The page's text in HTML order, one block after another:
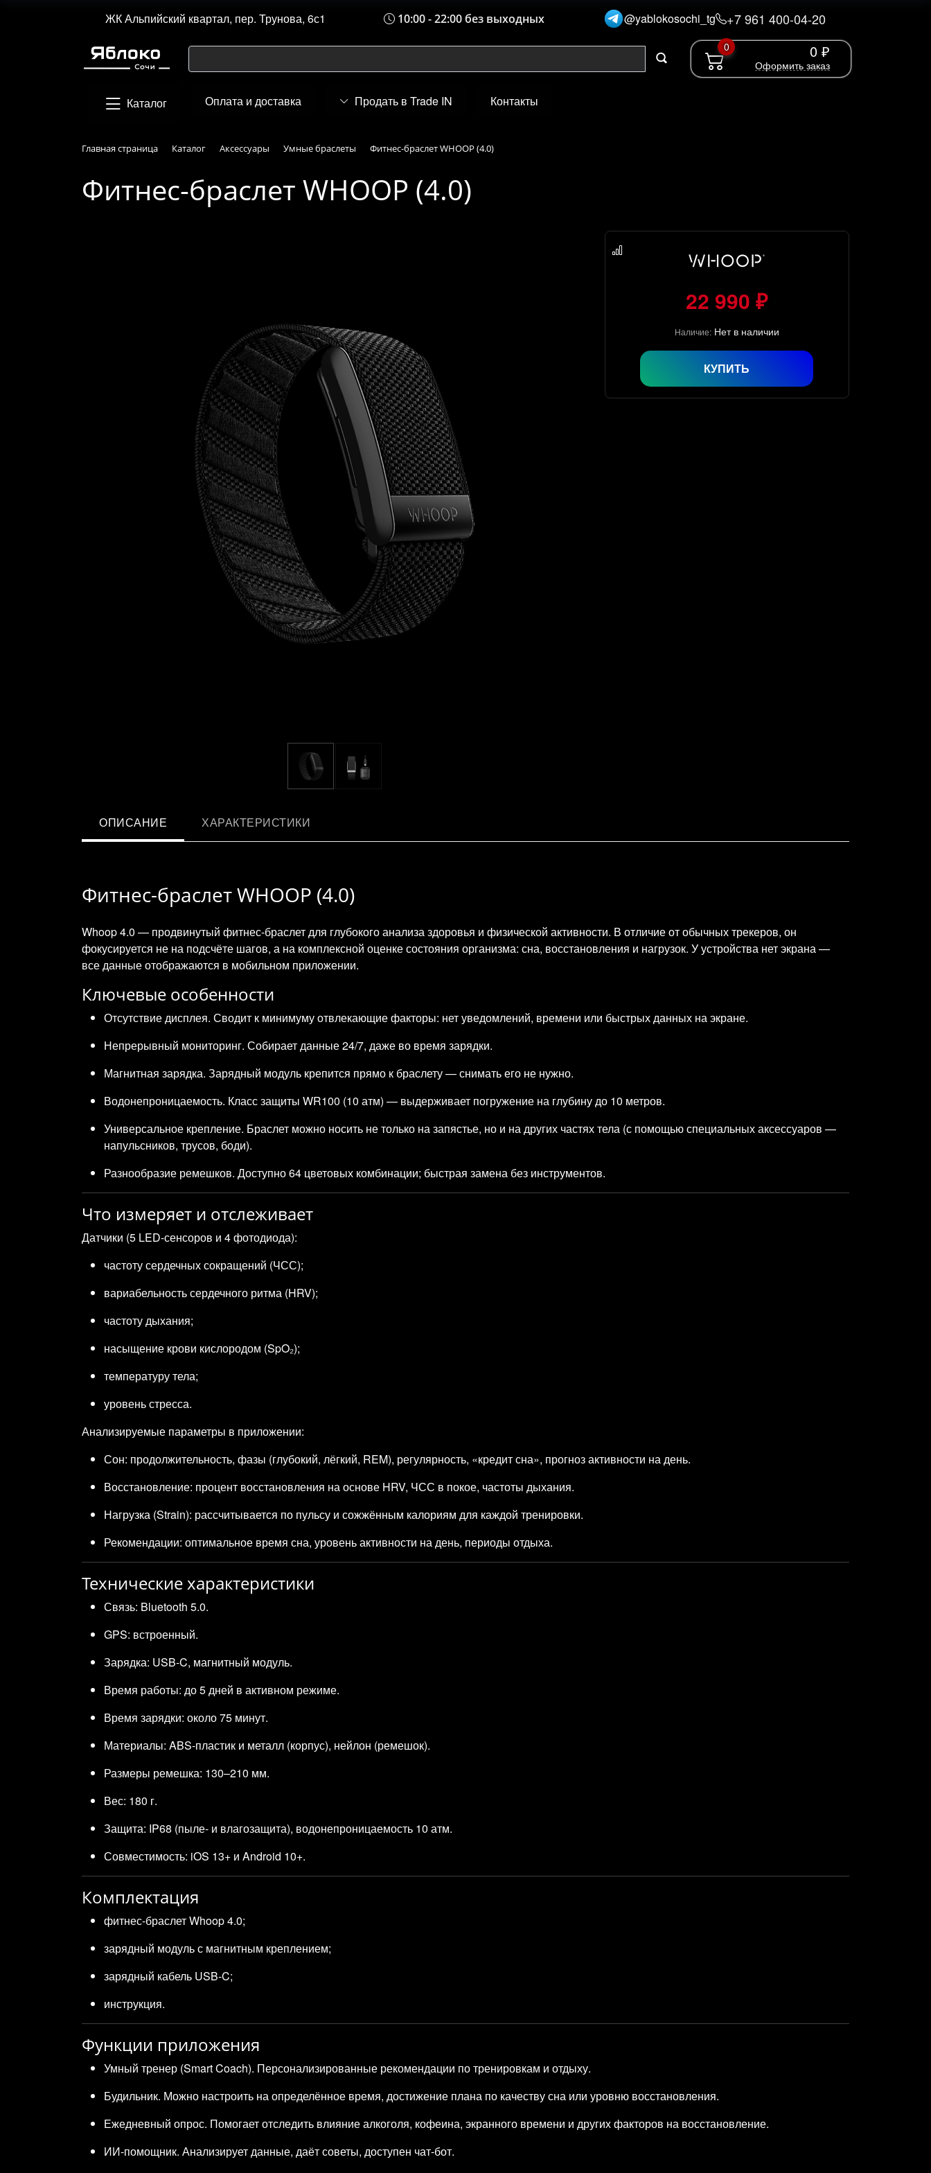
ЖК Альпийский квартал, пер. Трунова, 6с1 10:00 - 22:00 без выходных @yablokosochi_tg +7 961 400-04-20
0 0 ₽
Оформить заказ
Каталог Оплата и доставка Продать в Trade IN Контакты
Главная страница Каталог Аксессуары Умные браслеты Фитнес-браслет WHOOP (4.0)
Фитнес-браслет WHOOP (4.0)
22 990 ₽
Наличие: Нет в наличии
КУПИТЬ
ОПИСАНИЕ ХАРАКТЕРИСТИКИ
Фитнес-браслет WHOOP (4.0)
Whoop 4.0 — продвинутый фитнес‑браслет для глубокого анализа здоровья и физической активности. В отличие от обычных трекеров, он
фокусируется не на подсчёте шагов, а на комплексной оценке состояния организма: сна, восстановления и нагрузок. У устройства нет экрана —
все данные отображаются в мобильном приложении.
Ключевые особенности
Отсутствие дисплея. Сводит к минимуму отвлекающие факторы: нет уведомлений, времени или быстрых данных на экране.
Непрерывный мониторинг. Собирает данные 24/7, даже во время зарядки.
Магнитная зарядка. Зарядный модуль крепится прямо к браслету — снимать его не нужно.
Водонепроницаемость. Класс защиты WR100 (10 атм) — выдерживает погружение на глубину до 10 метров.
Универсальное крепление. Браслет можно носить не только на запястье, но и на других частях тела (с помощью специальных аксессуаров —
напульсников, трусов, боди).
Разнообразие ремешков. Доступно 64 цветовых комбинации; быстрая замена без инструментов.
Что измеряет и отслеживает
Датчики (5 LED‑сенсоров и 4 фотодиода):
частоту сердечных сокращений (ЧСС);
вариабельность сердечного ритма (HRV);
частоту дыхания;
насыщение крови кислородом (SpO₂);
температуру тела;
уровень стресса.
Анализируемые параметры в приложении:
Сон: продолжительность, фазы (глубокий, лёгкий, REM), регулярность, «кредит сна», прогноз активности на день.
Восстановление: процент восстановления на основе HRV, ЧСС в покое, частоты дыхания.
Нагрузка (Strain): рассчитывается по пульсу и сожжённым калориям для каждой тренировки.
Рекомендации: оптимальное время сна, уровень активности на день, периоды отдыха.
Технические характеристики
Связь: Bluetooth 5.0.
GPS: встроенный.
Зарядка: USB‑C, магнитный модуль.
Время работы: до 5 дней в активном режиме.
Время зарядки: около 75 минут.
Материалы: ABS‑пластик и металл (корпус), нейлон (ремешок).
Размеры ремешка: 130–210 мм.
Вес: 180 г.
Защита: IP68 (пыле- и влагозащита), водонепроницаемость 10 атм.
Совместимость: iOS 13+ и Android 10+.
Комплектация
фитнес‑браслет Whoop 4.0;
зарядный модуль с магнитным креплением;
зарядный кабель USB‑C;
инструкция.
Функции приложения
Умный тренер (Smart Coach). Персонализированные рекомендации по тренировкам и отдыху.
Будильник. Можно настроить на определённое время, достижение плана по качеству сна или уровню восстановления.
Ежедневный опрос. Помогает отследить влияние алкоголя, кофеина, экранного времени и других факторов на восстановление.
ИИ‑помощник. Анализирует данные, даёт советы, доступен чат‑бот.